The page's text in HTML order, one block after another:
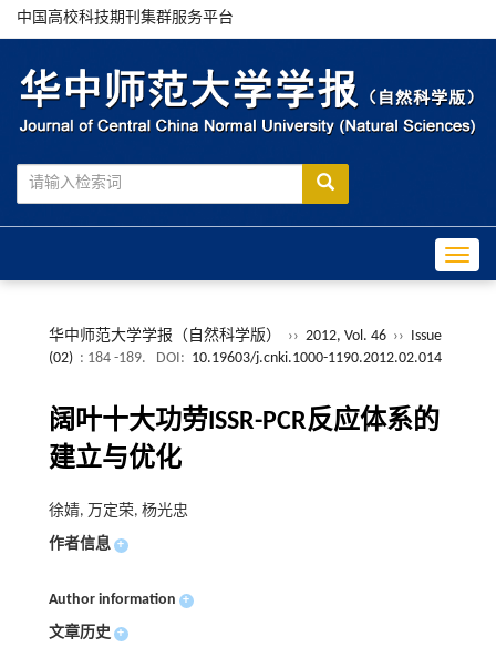
中国高校科技期刊集群服务平台
华中师范大学学报（自然科学版） ›› 2012, Vol. 46 ››
Issue
(02) : 184 -189. DOI: 10.19603/j.cnki.1000-1190.2012.02.014
阔叶十大功劳ISSR-PCR反应体系的
建立与优化
徐婧, 万定荣, 杨光忠
作者信息 +
Author information +
文章历史 +